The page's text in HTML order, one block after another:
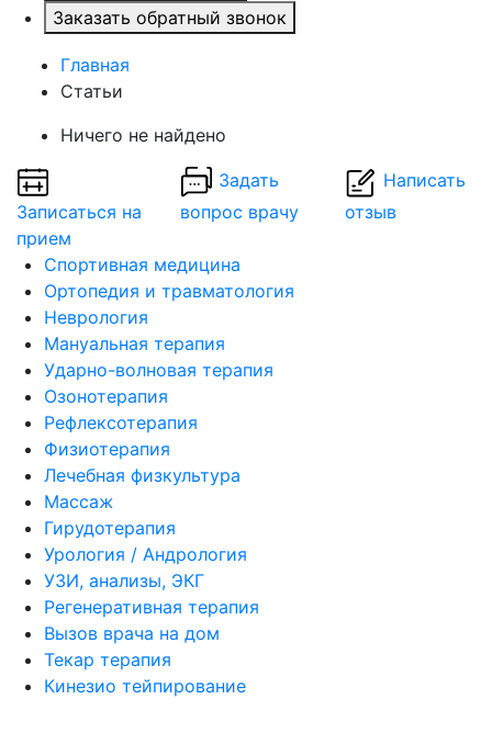
Заказать обратный звонок
Главная
Статьи
Ничего не найдено
Записаться на
прием
Задать
вопрос врачу
Написать
отзыв
Спортивная медицина
Ортопедия и травматология
Неврология
Мануальная терапия
Ударно-волновая терапия
Озонотерапия
Рефлексотерапия
Физиотерапия
Лечебная физкультура
Массаж
Гирудотерапия
Урология / Андрология
УЗИ, анализы, ЭКГ
Регенеративная терапия
Вызов врача на дом
Текар терапия
Кинезио тейпирование